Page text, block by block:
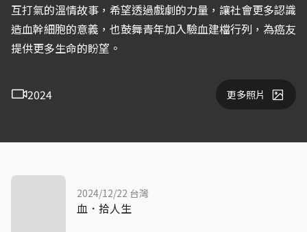
互打氣的溫情故事，希望透過戲劇的力量，讓社會更多認識
造血幹細胞的意義，也鼓舞青年加入驗血建檔行列，為癌友
提供更多生命的盼望。
2024 更多照片
2024/12/22 台灣
血．拾人生